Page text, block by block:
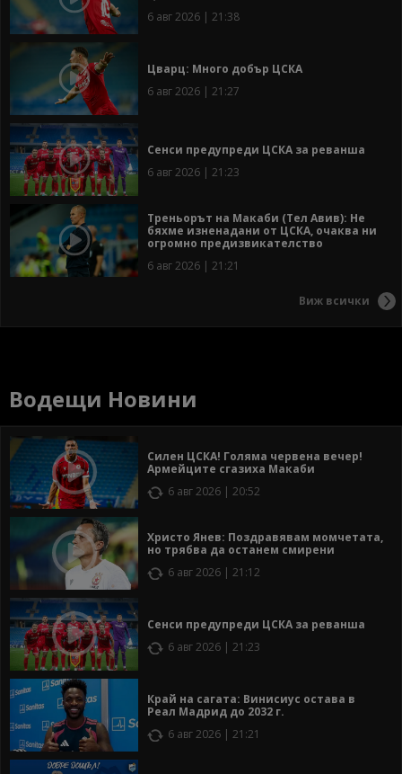
6 авг 2026 | 21:38
Цварц: Много добър ЦСКА
6 авг 2026 | 21:27
Сенси предупреди ЦСКА за реванша
6 авг 2026 | 21:23
Треньорът на Макаби (Тел Авив): Не
бяхме изненадани от ЦСКА, очаква ни
огромно предизвикателство
6 авг 2026 | 21:21
Виж всички
Водещи Новини
Силен ЦСКА! Голяма червена вечер!
Армейците сгазиха Макаби
6 авг 2026 | 20:52
Христо Янев: Поздравявам момчетата,
но трябва да останем смирени
6 авг 2026 | 21:12
Сенси предупреди ЦСКА за реванша
6 авг 2026 | 21:23
Край на сагата: Винисиус остава в
Реал Мадрид до 2032 г.
6 авг 2026 | 21:21